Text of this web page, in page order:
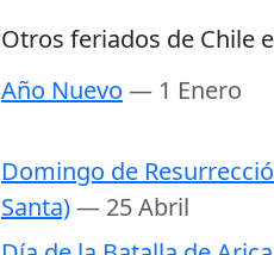
Otros feriados de Chile
Año Nuevo — 1 Enero
Domingo de
Santa)— 25 Abril